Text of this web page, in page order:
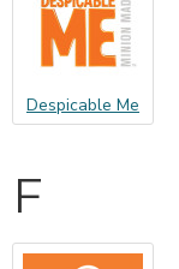
Despicable Me
F